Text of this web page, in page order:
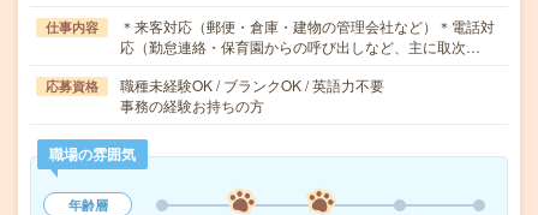
仕事内容
＊来客対応（郵便・倉庫・建物の管理会社など）＊電話対
応（勤怠連絡・保育園からの呼び出しなど、主に取次…
応募資格
職種未経験OK / ブランクOK / 英語力不要
事務の経験お持ちの方
職場の雰囲気
年齢層